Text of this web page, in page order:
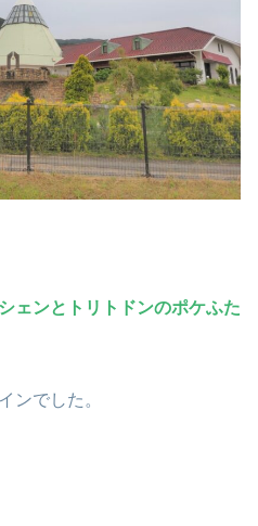
ェンとトリトドンのポケふた
ンでした。